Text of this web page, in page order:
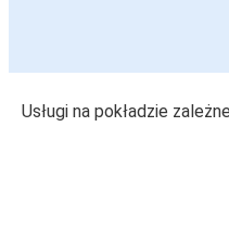
Usługi na pokładzie